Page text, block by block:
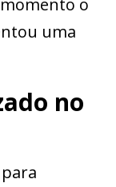
uma
no